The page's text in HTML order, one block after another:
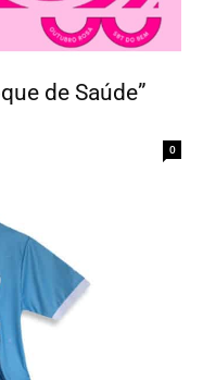
de Saúde”
0